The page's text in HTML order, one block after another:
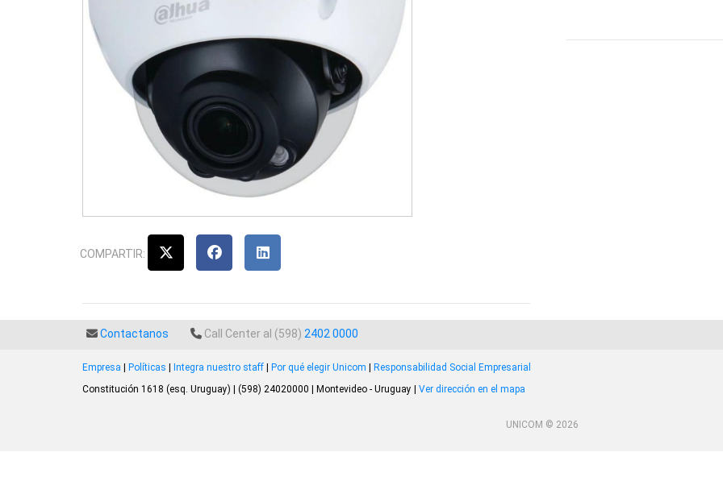
COMPARTIR:
Contactanos Call Center al (598) 2402 0000
Empresa Políticas Integra nuestro staff Por qué elegir Unicom
Responsabilidad Social Empresarial
Constitución 1618 (esq. Uruguay) | (598) 24020000 | Montevideo - Uruguay | Ver dirección en el mapa
UNICOM © 2026